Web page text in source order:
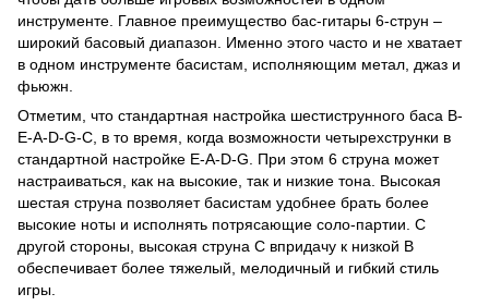
инструменте. Главное преимущество бас-гитары 6-струн –
широкий басовый диапазон. Именно этого часто и не хватает
в одном инструменте басистам, исполняющим метал, джаз и
фьюжн.
Отметим, что стандартная настройка шестиструнного баса B-
E-A-D-G-C, в то время, когда возможности четырехструнки в
стандартной настройке E-A-D-G. При этом 6 струна может
настраиваться, как на высокие, так и низкие тона. Высокая
шестая струна позволяет басистам удобнее брать более
высокие ноты и исполнять потрясающие соло-партии. С
другой стороны, высокая струна С впридачу к низкой B
обеспечивает более тяжелый, мелодичный и гибкий стиль
игры.